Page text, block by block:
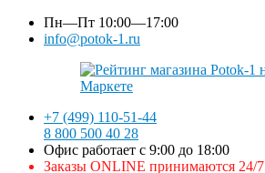
Пн—Пт 10:00—17:00
info@potok-1.ru
+7 (499) 110-51-44
8 800 500 40 28
Офис работает с 9:00 до 18:00
Заказы ONLINE принимаются 24/7